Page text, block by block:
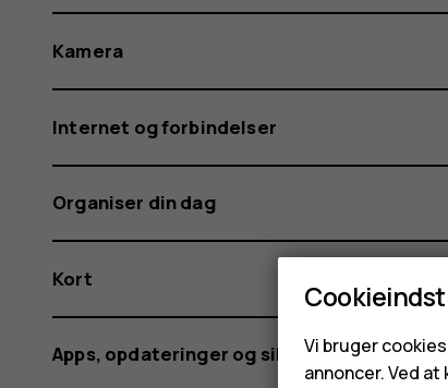
Kamera
Internet og forbindelser
Organiser din dag
Kort
Apps, opdateringer og sikkerhedskopier
Vi bruger
annoncer. Ved